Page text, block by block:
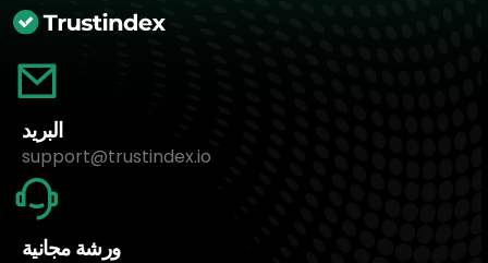
البريد
support@trustindex.io
ورشة مجانية